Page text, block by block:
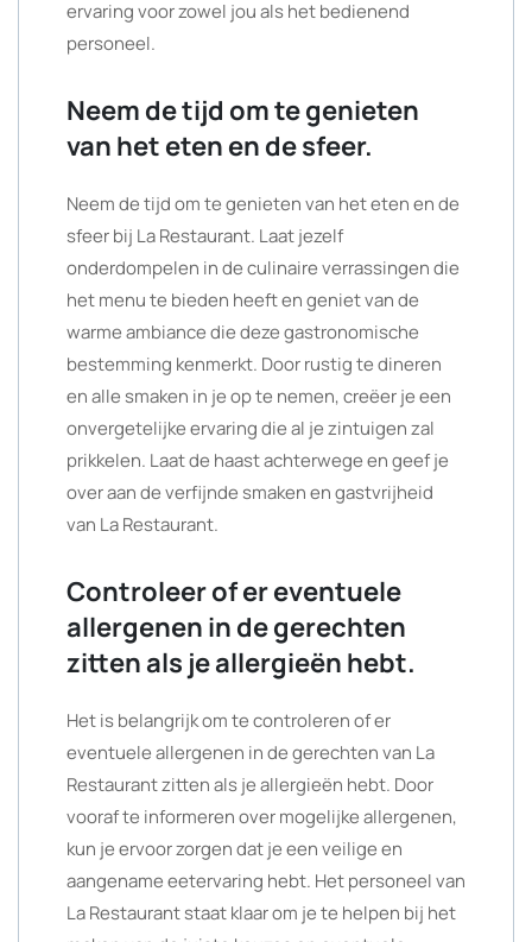
ervaring voor zowel jou als het bedienend
personeel.
Neem de tijd om te genieten
van het eten en de sfeer.
Neem de tijd om te genieten van het eten en de
sfeer bij La Restaurant. Laat jezelf
onderdompelen in de culinaire verrassingen die
het menu te bieden heeft en geniet van de
warme ambiance die deze gastronomische
bestemming kenmerkt. Door rustig te dineren
en alle smaken in je op te nemen, creëer je een
onvergetelijke ervaring die al je zintuigen zal
prikkelen. Laat de haast achterwege en geef je
over aan de verfijnde smaken en gastvrijheid
van La Restaurant.
Controleer of er eventuele
allergenen in de gerechten
zitten als je allergieën hebt.
Het is belangrijk om te controleren of er
eventuele allergenen in de gerechten van La
Restaurant zitten als je allergieën hebt. Door
vooraf te informeren over mogelijke allergenen,
kun je ervoor zorgen dat je een veilige en
aangename eetervaring hebt. Het personeel van
La Restaurant staat klaar om je te helpen bij het